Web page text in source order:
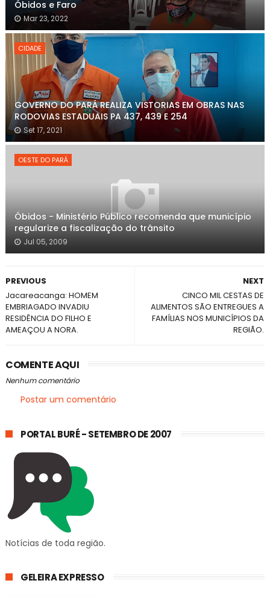
Óbidos e Faro
Mar 23, 2022
CIDADE
GOVERNO DO PARÁ REALIZA VISTORIAS EM OBRAS NAS
RODOVIAS ESTADUAIS PA 437, 439 E 254
Set 17, 2021
OESTE DO PARÁ
Óbidos - Ministério Público recomenda que município
regularize a fiscalização do trânsito
Jul 05, 2009
NEXT
CINCO MIL CESTAS DE
ALIMENTOS SÃO ENTREGUES A
FAMÍLIAS NOS MUNICÍPIOS DA
REGIÃO.
PREVIOUS
Jacareacanga: HOMEM
EMBRIAGADO INVADIU
RESIDÊNCIA DO FILHO E
AMEAÇOU A NORA.
COMENTE AQUI
Nenhum comentário
Postar um comentário
PORTAL BURÉ - SETEMBRO DE 2007
Notícias de toda região.
GELEIRA EXPRESSO